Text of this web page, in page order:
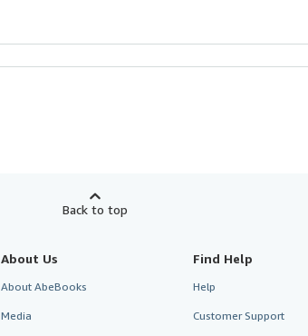
Back to top
About Us
About AbeBooks
Media
Find Help
Help
Customer Support